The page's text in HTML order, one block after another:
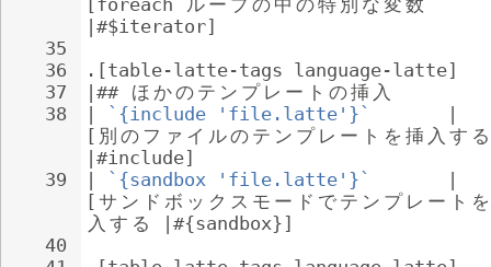
35
36
37
38
39
40
[foreach
ル ー プの 中 の特 別 な 変数
|#$iterator]
.[table-latte-tags language-latte]
|## ほ かの テ ン プ レ ー ト の挿 入
`{include 'file.latte'}`
[ 別 の フ ァ イ ルの テ ン プ レ ー ト を 挿 入 す る
|#include]
`{sandbox 'file.latte'}`
[ サ ン ド ボ ッ ク ス モ ー ド で テ ン プ レ ー ト を
入 す る
|#{sandbox}]